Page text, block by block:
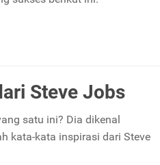
Steve Jobs
satu ini? Dia dikenal
kata-kata inspirasi dari Steve